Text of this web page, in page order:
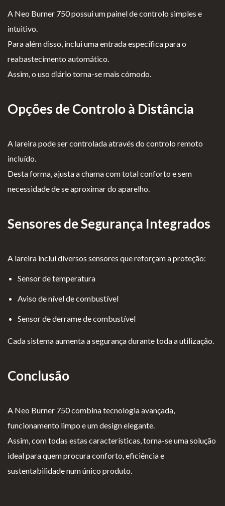
A Neo Burner 750 possui um painel de controlo simples e
intuitivo.
Para além disso, inclui uma entrada específica para o
reabastecimento automático.
Assim, o uso diário torna-se mais cómodo.
Opções de Controlo à Distância
A lareira pode ser controlada através do controlo remoto
incluído.
Desta forma, ajusta a chama com total conforto e sem
necessidade de se aproximar do aparelho.
Sensores de Segurança Integrados
A lareira inclui diversos sensores que reforçam a proteção:
Sensor de temperatura
Aviso de nível de combustível
Sensor de derrame de combustível
Cada sistema aumenta a segurança durante toda a utilização.
Conclusão
A Neo Burner 750 combina tecnologia avançada,
funcionamento limpo e um design elegante.
Assim, com todas estas características, torna-se uma solução
ideal para quem procura conforto, eficiência e
sustentabilidade num único produto.